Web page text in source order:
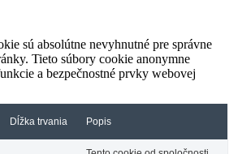
sú absolútne nevyhnutné pre správne
Tieto súbory cookie anonymne
a bezpečnostné prvky webovej
Dĺžka trvania Popis